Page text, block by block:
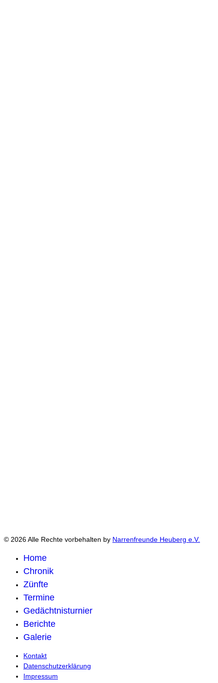
© 2026 Alle Rechte vorbehalten by Narrenfreunde Heuberg e.V.
Home
Chronik
Zünfte
Termine
Gedächtnisturnier
Berichte
Galerie
Kontakt
Datenschutzerklärung
Impressum